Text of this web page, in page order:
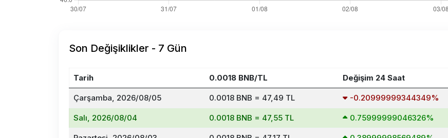
Son Değişiklikler - 7 Gün
Tarih 0.0018 BNB/TL Değişim 24 Saat
Çarşamba, 2026/08/05 0.0018 BNB = 47,49 TL -0.20999999344349%
Salı, 2026/08/04 0.0018 BNB = 47,55 TL 0.75999999046326%